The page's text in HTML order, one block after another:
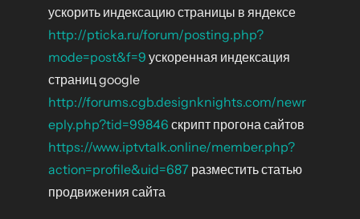
ускорить индексацию страницы в яндексе
http://pticka.ru/forum/posting.php?
mode=post&f=9 ускоренная индексация
страниц google
http://forums.cgb.designknights.com/newr
eply.php?tid=99846 скрипт прогона сайтов
https://www.iptvtalk.online/member.php?
action=profile&uid=687 разместить статью
продвижения сайта